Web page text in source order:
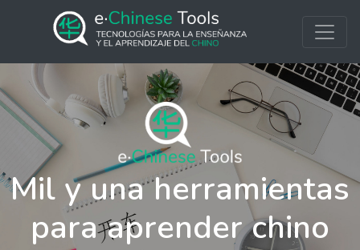
Mil y una herramientas
para aprender chino